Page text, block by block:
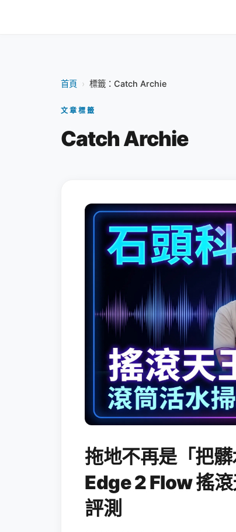
首頁 › 標籤：Catch Archie
文章標籤
Catch Archie
拖地不再是「把
Edge 2 Flow 搖
評測